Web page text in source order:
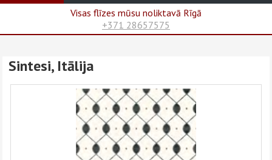
Visas flīzes mūsu noliktavā Rīgā
+371 28657575
Sintesi, Itālija